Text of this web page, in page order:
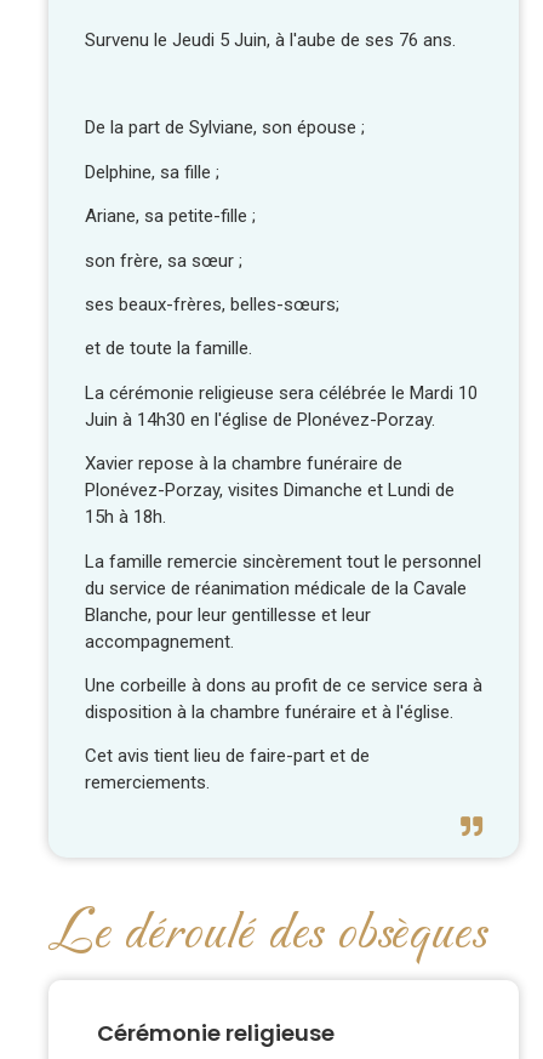
Survenu le Jeudi 5 Juin, à l'aube de ses 76 ans.
De la part de Sylviane, son épouse ;
Delphine, sa fille ;
Ariane, sa petite-fille ;
son frère, sa sœur ;
ses beaux-frères, belles-sœurs;
et de toute la famille.
La cérémonie religieuse sera célébrée le Mardi 10
Juin à 14h30 en l'église de Plonévez-Porzay.
Xavier repose à la chambre funéraire de
Plonévez-Porzay, visites Dimanche et Lundi de
15h à 18h.
La famille remercie sincèrement tout le personnel
du service de réanimation médicale de la Cavale
Blanche, pour leur gentillesse et leur
accompagnement.
Une corbeille à dons au profit de ce service sera à
disposition à la chambre funéraire et à l'église.
Cet avis tient lieu de faire-part et de
remerciements.
Le déroulé des obsèques
Cérémonie religieuse